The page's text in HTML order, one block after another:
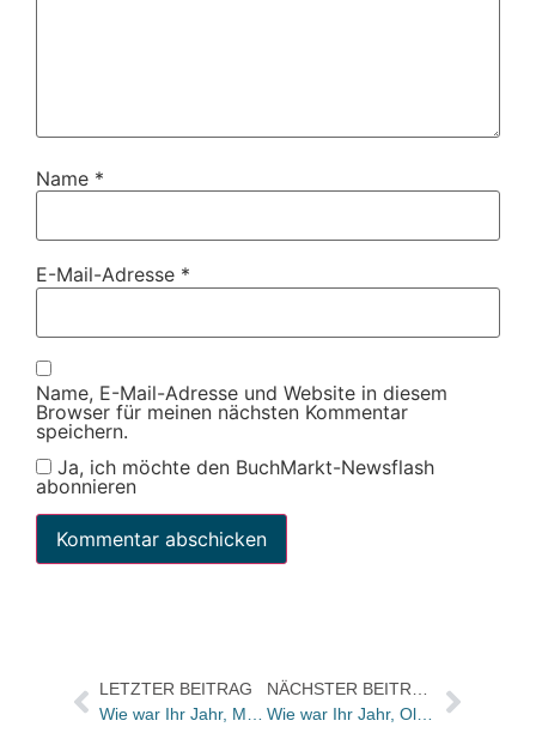
Name *
E-Mail-Adresse *
Name, E-Mail-Adresse und Website in diesem
Browser für meinen nächsten Kommentar
speichern.
Ja, ich möchte den BuchMarkt-Newsflash
abonnieren
LETZTER BEITRAG